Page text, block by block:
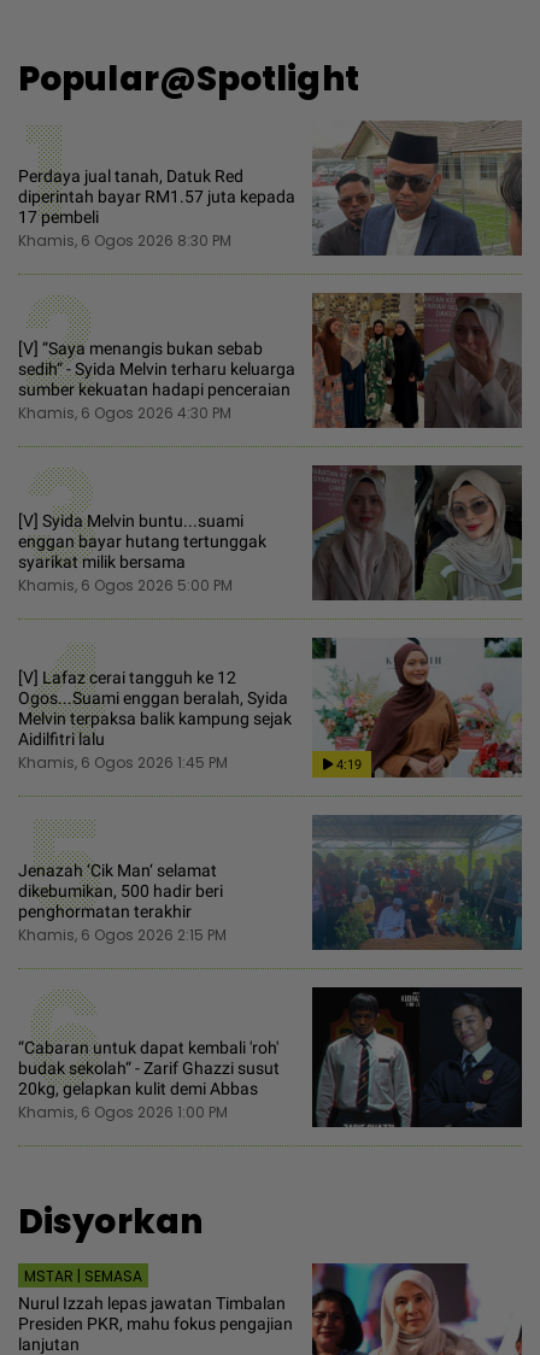
Popular@Spotlight
1
Perdaya jual tanah, Datuk Red
diperintah bayar RM1.57 juta kepada
17 pembeli
Khamis, 6 Ogos 2026 8:30 PM
2
[V] “Saya menangis bukan sebab
sedih“ - Syida Melvin terharu keluarga
sumber kekuatan hadapi penceraian
Khamis, 6 Ogos 2026 4:30 PM
3
[V] Syida Melvin buntu...suami
enggan bayar hutang tertunggak
syarikat milik bersama
Khamis, 6 Ogos 2026 5:00 PM
4
[V] Lafaz cerai tangguh ke 12
Ogos...Suami enggan beralah, Syida
Melvin terpaksa balik kampung sejak
Aidilfitri lalu
Khamis, 6 Ogos 2026 1:45 PM 4:19
5
Jenazah ‘Cik Man‘ selamat
dikebumikan, 500 hadir beri
penghormatan terakhir
Khamis, 6 Ogos 2026 2:15 PM
6
“Cabaran untuk dapat kembali 'roh'
budak sekolah“ - Zarif Ghazzi susut
20kg, gelapkan kulit demi Abbas
Khamis, 6 Ogos 2026 1:00 PM
Disyorkan
MSTAR | SEMASA
Nurul Izzah lepas jawatan Timbalan
Presiden PKR, mahu fokus pengajian
lanjutan